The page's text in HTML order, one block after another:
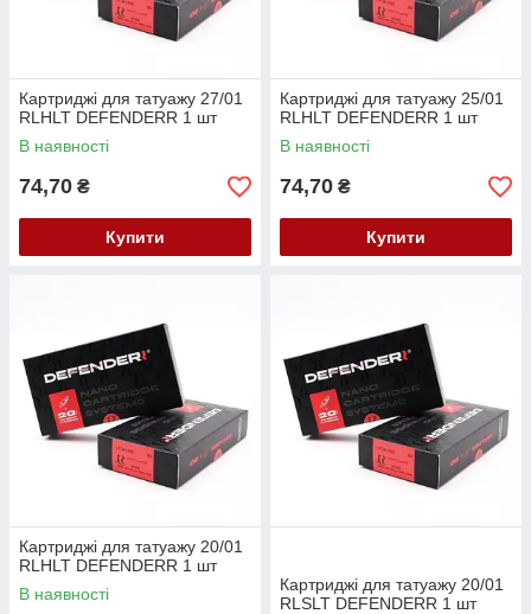
Картриджі для татуажу 27/01
RLHLT DEFENDERR 1 шт
В наявності
74,70 ₴
Купити
Картриджі для татуажу 25/01
RLHLT DEFENDERR 1 шт
В наявності
74,70 ₴
Купити
Картриджі для татуажу 20/01
RLHLT DEFENDERR 1 шт
В наявності
Картриджі для татуажу 20/01
RLSLT DEFENDERR 1 шт